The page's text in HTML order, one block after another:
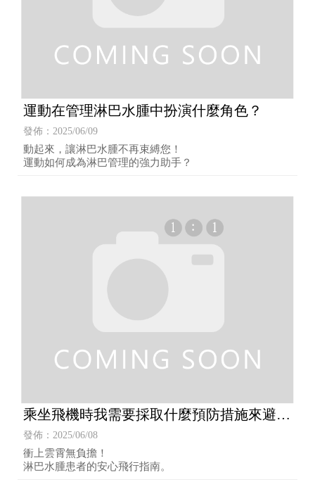
運動在管理淋巴水腫中扮演什麼角色？
發佈：2025/06/09
動起來，讓淋巴水腫不再束縛您！
運動如何成為淋巴管理的強力助手？
乘坐飛機時我需要採取什麼預防措施來避免
淋巴水腫加劇？
發佈：2025/06/08
衝上雲霄無負擔！
淋巴水腫患者的安心飛行指南。